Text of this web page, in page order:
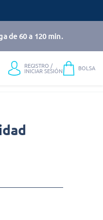
de 60 a 120 min.
REGISTRO /
INICIAR SESIÓN BOLSA